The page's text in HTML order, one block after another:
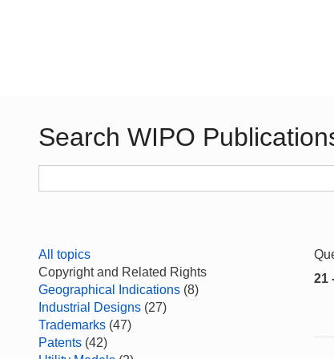
Search WIPO
All topics
Copyright and Related Rights
Geographical Indications (8)
Industrial Designs (27)
Trademarks (47)
Patents (42)
21